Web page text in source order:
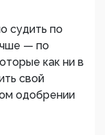
судить по
— по
как ни в
свой
одобрении